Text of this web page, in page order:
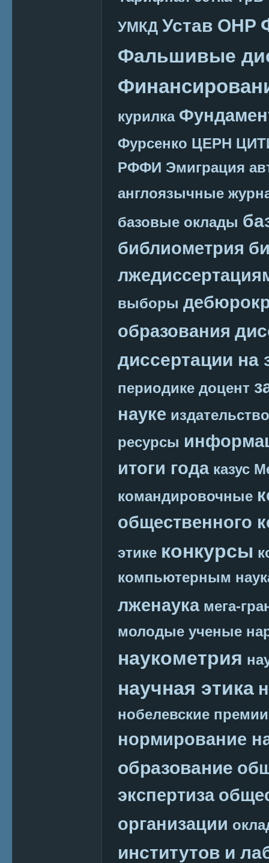
УМКД Устав ОНР
Фальшивые
курилка
Фурсенко ЦЕРН
РФФИ Эмиграция
англоязычные
базовые оклады
библиометрия
выборы
образования
диссертации на
периодике доцент
науке издательство
ресурсы
итоги года казус
командировочные
общественного
этике конкурсы
компьютерным
лженаука мега-
молодые ученые
наукометрия
научная этика
нобелевские премии
нормирование
образование
экспертиза
организации
институтов и